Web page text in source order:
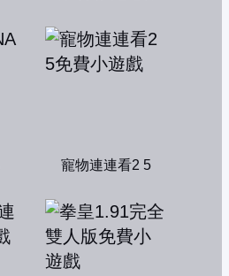
寵物連連看2 5